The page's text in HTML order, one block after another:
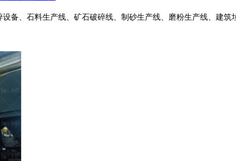
备、石料生产线、矿石破碎线、制砂生产线、磨粉生产线、建